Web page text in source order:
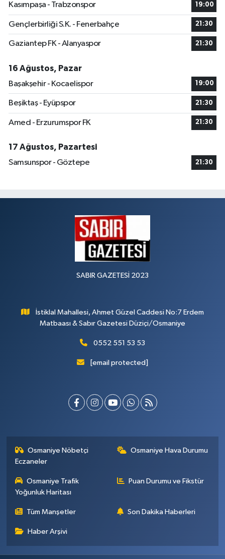
Kasımpaşa - Trabzonspor 19:00
Gençlerbirliği S.K. - Fenerbahçe 21:30
Gaziantep FK - Alanyaspor 21:30
16 Ağustos, Pazar
Başakşehir - Kocaelispor
19:00
Beşiktaş - Eyüpspor 21:30
Amed - Erzurumspor FK 21:30
17 Ağustos, Pazartesi
Samsunspor - Göztepe
21:30
SABIR GAZETESİ 2023
İstiklal Mahallesi, Ahmet Güzel Caddesi No:7 Erdem
Matbaası & Sabır Gazetesi Düziçi/Osmaniye
0552 551 53 53
[email protected]
Osmaniye Nöbetçi
Eczaneler
Osmaniye Hava Durumu
Osmaniye Trafik
Yoğunluk Haritası
Puan Durumu ve Fikstür
Tüm Manşetler Son Dakika Haberleri
Haber Arşivi